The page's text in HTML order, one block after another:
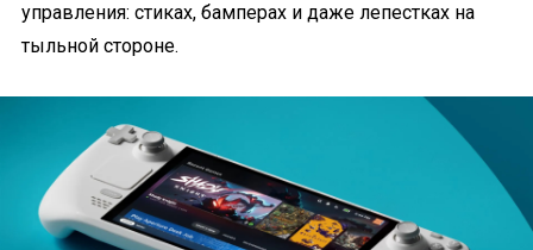
управления: стиках, бамперах и даже лепестках на
тыльной стороне.